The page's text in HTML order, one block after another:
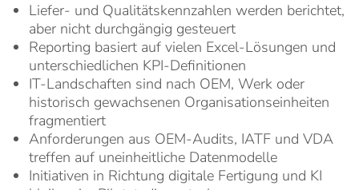
Liefer- und Qualitätskennzahlen werden berichtet,
aber nicht durchgängig gesteuert
Reporting basiert auf vielen Excel-Lösungen und
unterschiedlichen KPI-Definitionen
IT-Landschaften sind nach OEM, Werk oder
historisch gewachsenen Organisationseinheiten
fragmentiert
Anforderungen aus OEM-Audits, IATF und VDA
treffen auf uneinheitliche Datenmodelle
Initiativen in Richtung digitale Fertigung und KI